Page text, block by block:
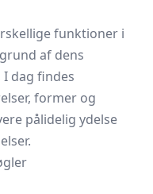
funktioner i
af dens
dag findes
former og
pålidelig ydelse